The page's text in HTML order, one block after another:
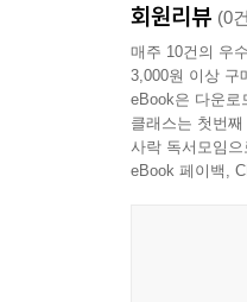
회원리뷰 (0
매주 10건의 우
3,000원 이상 구
eBook은 다운로
클래스는 첫번
사락 독서모임
eBook 페이백,